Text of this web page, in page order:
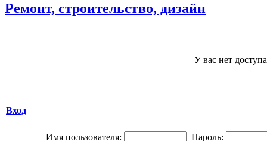
Ремонт, строительство, дизайн
У вас нет
Вход
Имя пользователя: Пароль: